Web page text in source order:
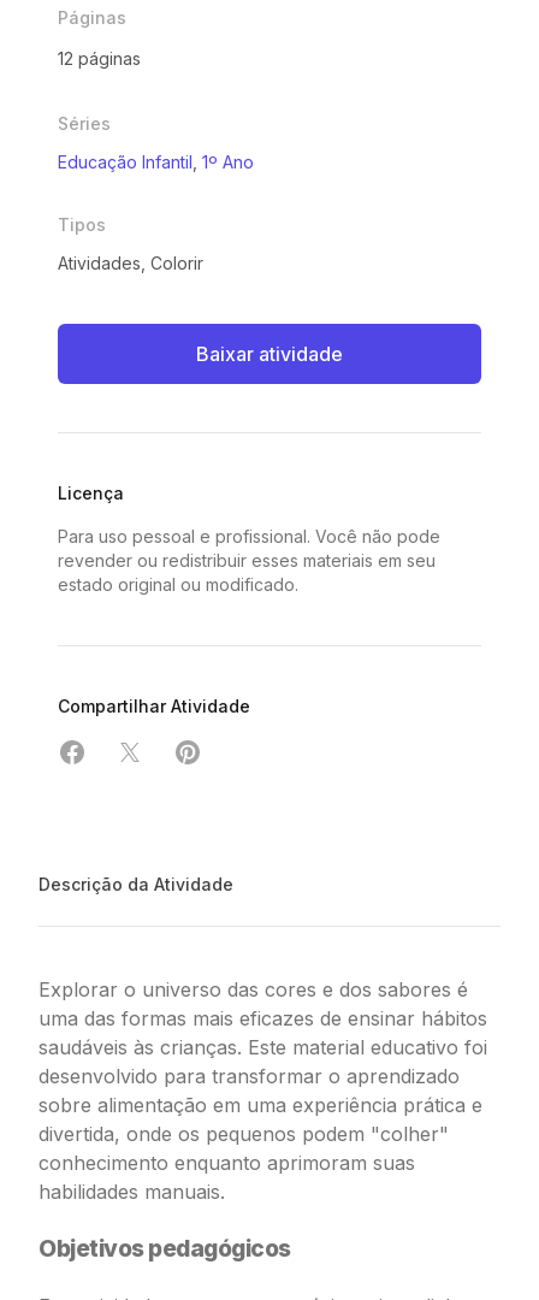
Páginas
12 páginas
Séries
Educação Infantil 1º Ano
Tipos
Atividades, Colorir
Baixar atividade
Licença
Para uso pessoal e profissional. Você não pode
revender ou redistribuir esses materiais em seu
estado original ou modificado.
Compartilhar Atividade
Compartilhar em Facebook
Compartilhar em X
Compartilhar em Pinterest
Descrição da Atividade
Explorar o universo das cores e dos sabores é
uma das formas mais eficazes de ensinar hábitos
saudáveis às crianças. Este material educativo foi
desenvolvido para transformar o aprendizado
sobre alimentação em uma experiência prática e
divertida, onde os pequenos podem "colher"
conhecimento enquanto aprimoram suas
habilidades manuais.
Objetivos pedagógicos